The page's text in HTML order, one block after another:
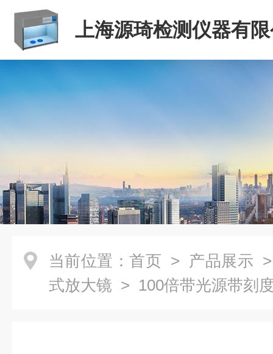
上海源琦检测仪器有
当前位置： 首页 > 产品展示
式放大镜 > 100倍带光源带刻